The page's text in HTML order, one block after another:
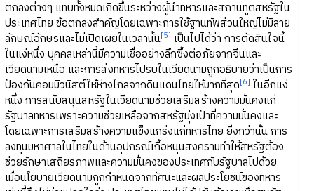
ตกลงต่างๆ แทบทั้งหมดเกิดขึ้นระหว่างผู้นำทหารและสถานทูตสหรัฐใน
ประเทศไทย ข้อตกลงสำคัญโดยเฉพาะการใช้ฐานทัพส่วนใหญ่ไม่มีลาย
ลักษณ์อักษรและไม่เปิดเผยในเวลานั้น[5] เป็นไปได้ว่า การตัดสินใจนี้
ในแง่หนึ่ง บุคคลเหล่านี้มีความเชื่ออย่างลึกซึ้งต่อภัยจากจีนและ
เวียดนามเหนือ และการส่งทหารไปรบในเวียดนามถูกอธิบายว่าเป็นการ
ป้องกันคอมมิวนิสต์ให้ห่างไกลจากดินแดนไทยให้มากที่สุด[6] ในอีกแง่
หนึ่ง การสนับสนุนสหรัฐในเวียดนามช่วยเสริมสร้างความมั่นคงแก่
รัฐบาลทหารเพราะความช่วยเหลือจากสหรัฐมุ่งเป้าที่ความมั่นคงและ
โดยเฉพาะการเสริมสร้างความแข็งแกร่งแก่ทหารไทย ยิ่งกว่านั้น การ
ลงทุนมหาศาลในไทยในด้านอุปกรณ์เกื้อหนุนสงครามทำให้สหรัฐต้อง
ช่วยรักษาเสถียรภาพและความมั่นคงของประเทศกับรัฐบาลไปด้วย
เมื่อนโยบายเวียดนามถูกกำหนดจากทัศนะและผลประโยชน์ของทหาร